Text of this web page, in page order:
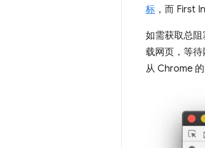
标 ，而 First
如需获取总
载网页，等
从 Chrome